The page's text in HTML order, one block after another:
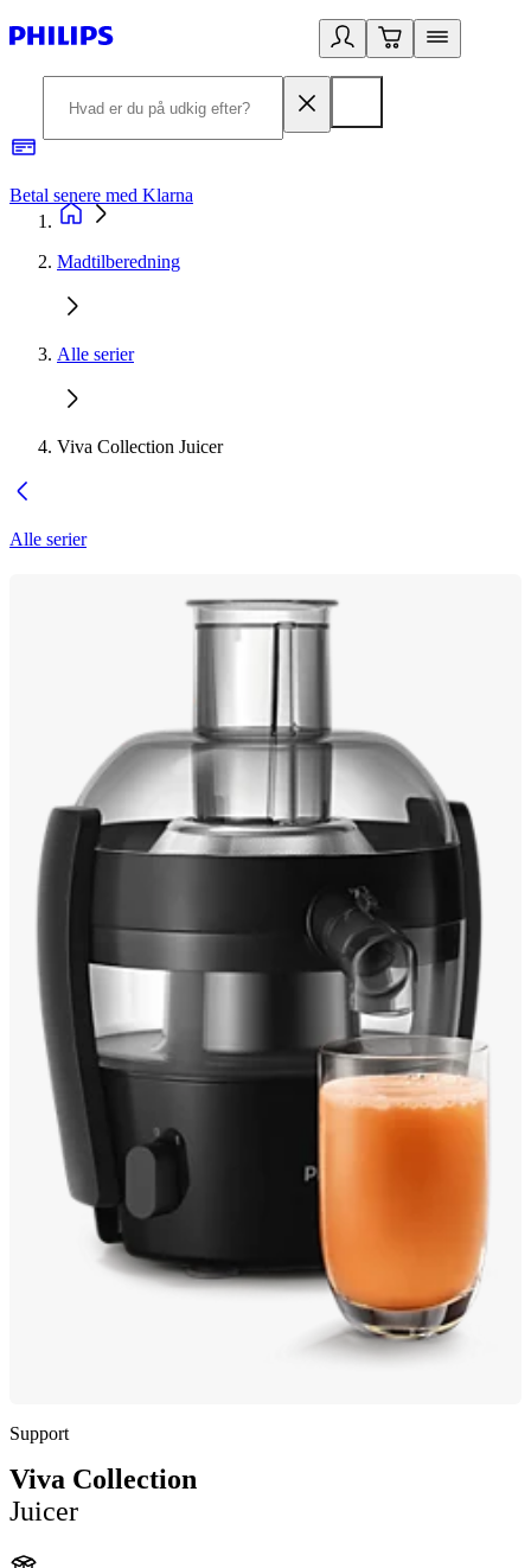
Betal senere med Klarna
Madtilberedning
Alle serier
Viva Collection Juicer
Alle serier
Support
Viva Collection
Juicer